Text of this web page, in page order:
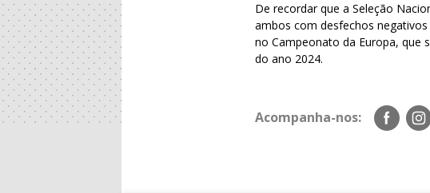
De recordar que a Seleção
ambos com desfechos
no Campeonato da Europa, que
do ano 2024.
Acompanha-nos:
Siga-
nos
nos